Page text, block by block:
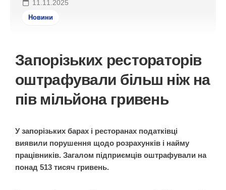
11.11.2025
Новини
Запорізьких рестораторів
оштрафували більш ніж на
пів мільйона гривень
У запорізьких барах і ресторанах податківці
виявили порушення щодо розрахунків і найму
працівників. Загалом підприємців оштрафували на
понад 513 тисяч гривень.